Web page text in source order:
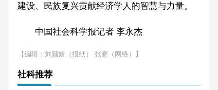
建设、民族复兴贡献经济学人的智慧与力量。
中国社会科学报记者 李永杰
【编辑：刘颢婧（报纸） 张赛（网络）】
社科推荐